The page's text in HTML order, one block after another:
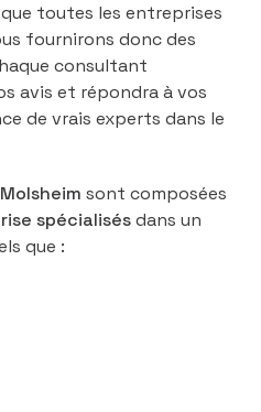
toutes les entreprises
fournirons donc des
consultant
avis et répondra à vos
de vrais experts dans le
sont composées
spécialisésdans un
que :